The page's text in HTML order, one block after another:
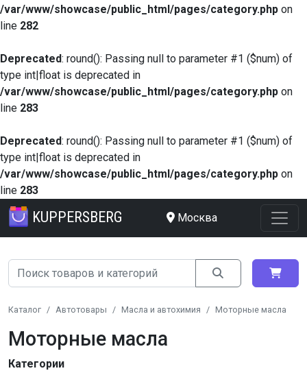
/var/www/showcase/public_html/pages/category.php on
line 282
Deprecated: round(): Passing null to parameter #1 ($num) of
type int|float is deprecated in
/var/www/showcase/public_html/pages/category.php on
line 283
Deprecated: round(): Passing null to parameter #1 ($num) of
type int|float is deprecated in
/var/www/showcase/public_html/pages/category.php on
line 283
KUPPERSBERG Москва
Каталог Автотовары Масла и автохимия Моторные масла
Моторные масла
Категории